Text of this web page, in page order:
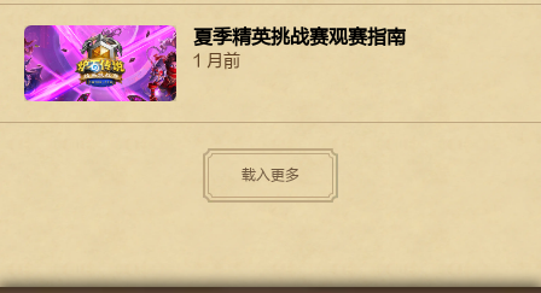
夏季精英挑战赛观赛指南
1 月前
载入更多